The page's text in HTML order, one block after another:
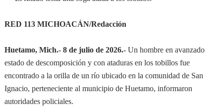
RED 113 MICHOACÁN/Redacción
Huetamo, Mich.- 8 de julio de 2026.-Un hombre en avanzado
estado de descomposición y con ataduras en los tobillos fue
encontrado a la orilla de un río ubicado en la comunidad de San
Ignacio, perteneciente al municipio de Huetamo, informaron
autoridades policiales.